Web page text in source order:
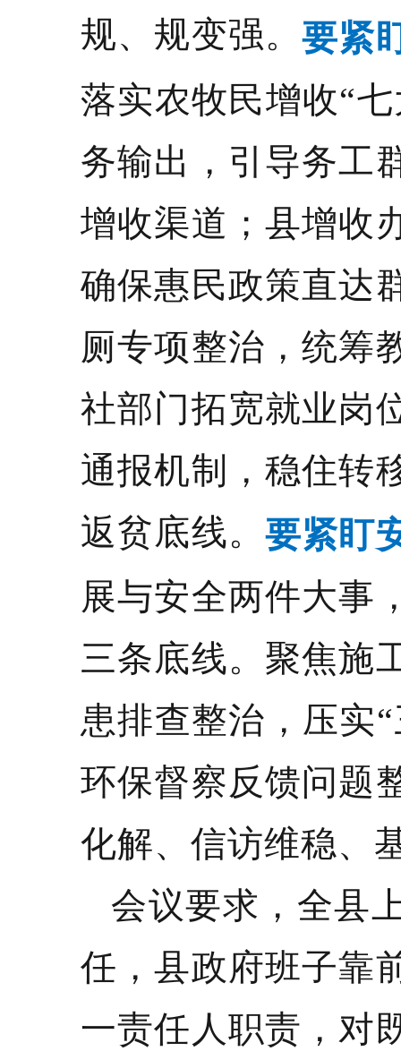
规、规变强。要紧
落实农牧民增收“
务输出，引导务工
增收渠道；县增收
确保惠民政策直达
厕专项整治，统筹
社部门拓宽就业岗
通报机制，稳住转
返贫底线。要紧盯
展与安全两件大事
三条底线。聚焦施
患排查整治，压实
环保督察反馈问题
化解、信访维稳、
会议要求，全县
任，县政府班子靠
一责任人职责，对